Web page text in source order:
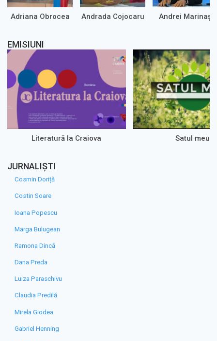
Adriana Obrocea Andrada Cojocaru Andrei Marinaș
EMISIUNI
Literatură la Craiova Satul meu
JURNALIȘTI
Cosmin Doriță
Costin Soare
Ioana Popescu
Marga Bulugean
Ramona Dincă
Dana Preda
Luiza Paraschivu
Claudia Predilă
Mirela Giodea
Gabriel Henning